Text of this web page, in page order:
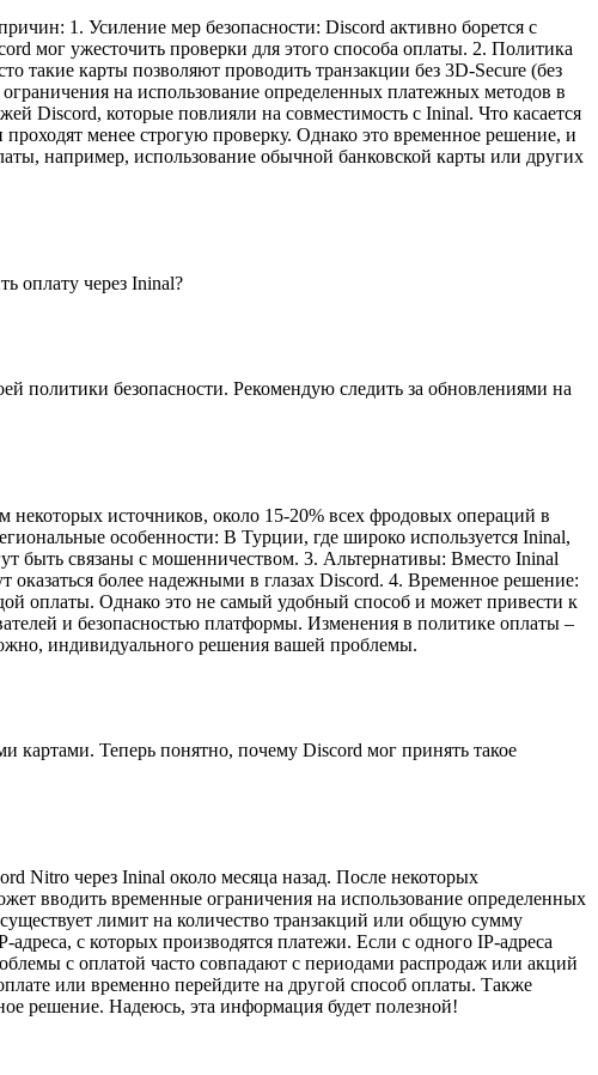
1. Усиление мер безопасности: Discord активно борется с
мог ужесточить проверки для этого способа оплаты. 2. Политика
такие карты позволяют проводить транзакции без 3D-Secure (без
на использование определенных платежных методов в
Discord, которые повлияли на совместимость с Ininal. Что касается
менее строгую проверку. Однако это временное решение, и
например, использование обычной банковской карты или других
оплату через Ininal?
безопасности. Рекомендую следить за обновлениями на
источников, около 15-20% всех фродовых операций в
особенности: В Турции, где широко используется Ininal,
быть связаны с мошенничеством. 3. Альтернативы: Вместо Ininal
более надежными в глазах Discord. 4. Временное решение:
оплаты. Однако это не самый удобный способ и может привести к
и безопасностью платформы. Изменения в политике оплаты –
индивидуального решения вашей проблемы.
Теперь понятно, почему Discord мог принять такое
Nitro через Ininal около месяца назад. После некоторых
вводить временные ограничения на использование определенных
лимит на количество транзакций или общую сумму
с которых производятся платежи. Если с одного IP-адреса
с оплатой часто совпадают с периодами распродаж или акций
или временно перейдите на другой способ оплаты. Также
решение. Надеюсь, эта информация будет полезной!